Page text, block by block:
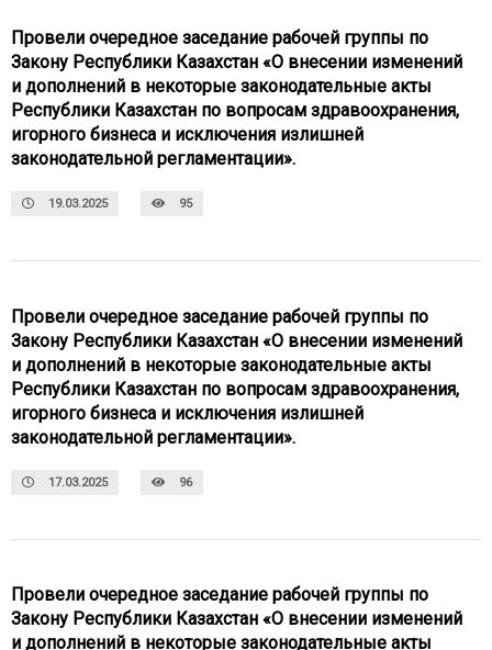
Провели очередное заседание рабочей группы по
Закону Республики Казахстан «О внесении изменений
и дополнений в некоторые законодательные акты
Республики Казахстан по вопросам здравоохранения,
игорного бизнеса и исключения излишней
законодательной регламентации».
19.03.2025 95
Провели очередное заседание рабочей группы по
Закону Республики Казахстан «О внесении изменений
и дополнений в некоторые законодательные акты
Республики Казахстан по вопросам здравоохранения,
игорного бизнеса и исключения излишней
законодательной регламентации».
17.03.2025 96
Провели очередное заседание рабочей группы по
Закону Республики Казахстан «О внесении изменений
и дополнений в некоторые законодательные акты